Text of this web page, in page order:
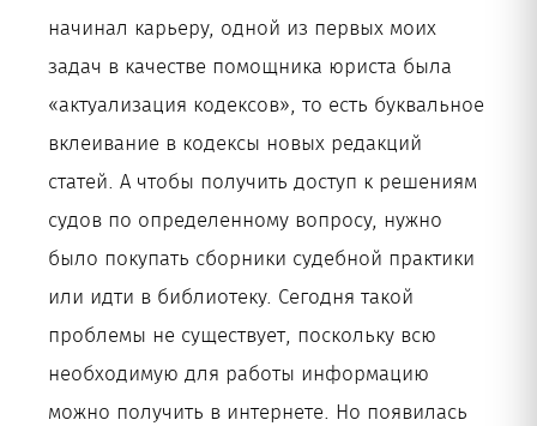
начинал карьеру, одной из первых моих
задач в качестве помощника юриста была
«актуализация кодексов», то есть буквальное
вклеивание в кодексы новых редакций
статей. А чтобы получить доступ к решениям
судов по определенному вопросу, нужно
было покупать сборники судебной практики
или идти в библиотеку. Сегодня такой
проблемы не существует, поскольку всю
необходимую для работы информацию
можно получить в интернете. Но появилась